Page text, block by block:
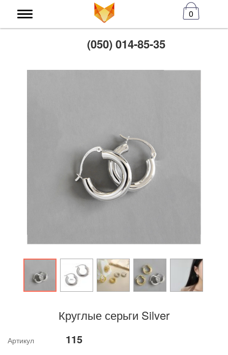
0
(050) 014-85-35
Круглые серьги Silver
Артикул 115